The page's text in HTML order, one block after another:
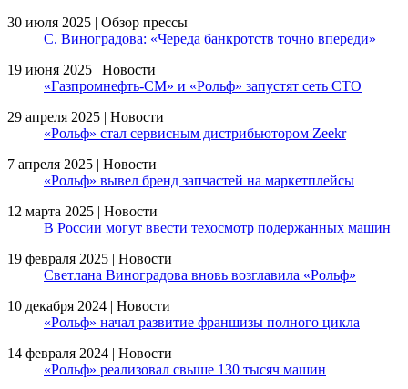
30 июля 2025 | Обзор прессы
С. Виноградова: «Череда банкротств точно впереди»
19 июня 2025 | Новости
«Газпромнефть-СМ» и «Рольф» запустят сеть СТО
29 апреля 2025 | Новости
«Рольф» стал сервисным дистрибьютором Zeekr
7 апреля 2025 | Новости
«Рольф» вывел бренд запчастей на маркетплейсы
12 марта 2025 | Новости
В России могут ввести техосмотр подержанных машин
19 февраля 2025 | Новости
Светлана Виноградова вновь возглавила «Рольф»
10 декабря 2024 | Новости
«Рольф» начал развитие франшизы полного цикла
14 февраля 2024 | Новости
«Рольф» реализовал свыше 130 тысяч машин